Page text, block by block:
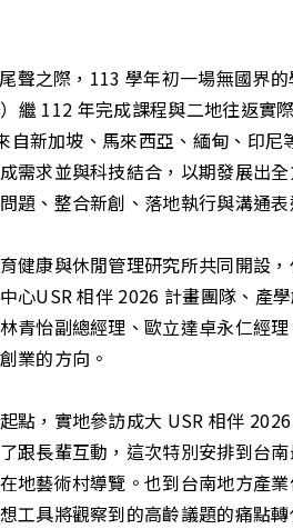
聲之際，113 學年初一場無國界
繼 112 年完成課程與二地往返實
自新加坡、馬來西亞、緬甸、印
需求並與科技結合，以期發展出
題、整合新創、落地執行與溝通表
健康與休閒管理研究所共同開設
心USR 相伴 2026 計畫團隊、產
青怡副總經理、歐立達卓永仁經
業的方向。
點，實地參訪成大 USR 相伴
跟長輩互動，這次特別安排到台
地藝術村導覽。也到台南地方產
工具將觀察到的高齡議題的痛點